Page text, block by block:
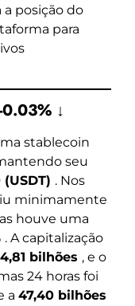
a posição do
para
↓
stablecoin
seu
(USDT) . Nos
minimamente
houve uma
. A capitalização
bilhões , e o
24 horas foi
a 47,40 bilhões